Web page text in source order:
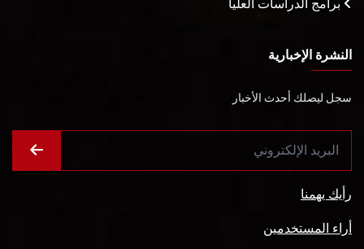
برامج الدراسات العليا
النشرة الإخبارية
سجل ليصلك أحدث الأخبار
رأيك يهمنا
أراء المستخدمين